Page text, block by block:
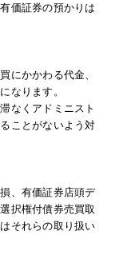
価証券の預かりは
にかかわる代金、
なります。
なくアドミニスト
ことがないよう対
、有価証券店頭デ
択権付債券売買取
それらの取り扱い